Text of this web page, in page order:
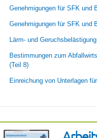
Genehmigungen für SFK und
Genehmigungen für SFK und
Lärm- und
Bestimmungen zum
(Teil 8)
Einreichung von Unterlagen